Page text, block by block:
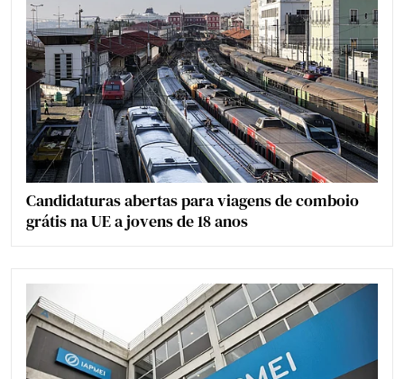
Candidaturas abertas para viagens de comboio
grátis na UE a jovens de 18 anos